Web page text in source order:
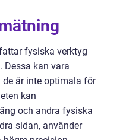
fysiska verktyg
kan vara
är inte optimala för
kan
och andra fysiska
sidan, använder